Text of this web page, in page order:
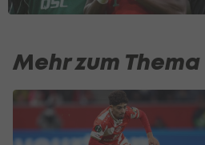
Mehr zum Thema